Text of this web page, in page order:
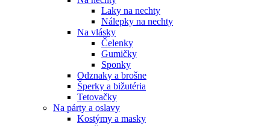
Laky na nechty
Nálepky na nechty
Na vlásky
Čelenky
Gumičky
Sponky
Odznaky a brošne
Šperky a bižutéria
Tetovačky
Na párty a oslavy
Kostýmy a masky